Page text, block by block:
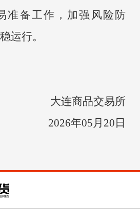
准备工作，加强风险防
运行。
大连商品交易所
2026年05月20日